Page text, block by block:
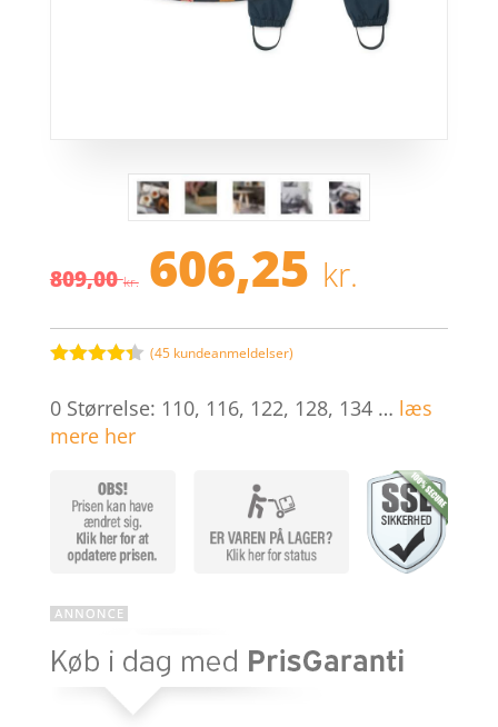
809,00kr. Den
oprindelige
pris
var:
809,00 kr..
606,25 kr.
pris
er:
ud af 5
baseret
på
mmelser
(45 kundeanmeldelser)
0 Størrelse: 110, 116, 122, 128, 134 … læs
mere her